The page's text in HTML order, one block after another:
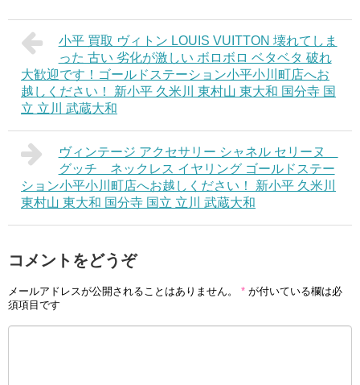
小平 買取 ヴィトン LOUIS VUITTON 壊れてしま
った 古い 劣化が激しい ボロボロ ベタベタ 破れ
大歓迎です！ゴールドステーション小平小川町店へお
越しください！ 新小平 久米川 東村山 東大和 国分寺 国
立 立川 武蔵大和
ヴィンテージ アクセサリー シャネル セリーヌ
グッチ ネックレス イヤリング ゴールドステー
ション小平小川町店へお越しください！ 新小平 久米川
東村山 東大和 国分寺 国立 立川 武蔵大和
コメントをどうぞ
メールアドレスが公開されることはありません。 * が付いている欄は必
須項目です